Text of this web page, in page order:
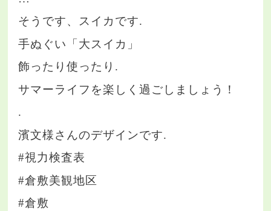
そうです、スイカです.
手ぬぐい「大スイカ」
飾ったり使ったり.
サマーライフを楽しく過ごしましょう！
.
濱文様さんのデザインです.
#視力検査表
#倉敷美観地区
#倉敷